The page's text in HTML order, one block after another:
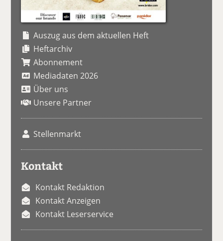
Auszug aus dem aktuellen Heft
Heftarchiv
Abonnement
Mediadaten 2026
Über uns
Unsere Partner
Stellenmarkt
Kontakt
Kontakt Redaktion
Kontakt Anzeigen
Kontakt Leserservice